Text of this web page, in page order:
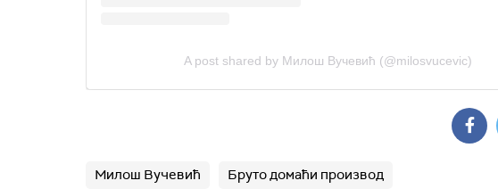
A post shared by Милош Вучевић (@milosvucevic)
Милош Вучевић Бруто домаћи производ